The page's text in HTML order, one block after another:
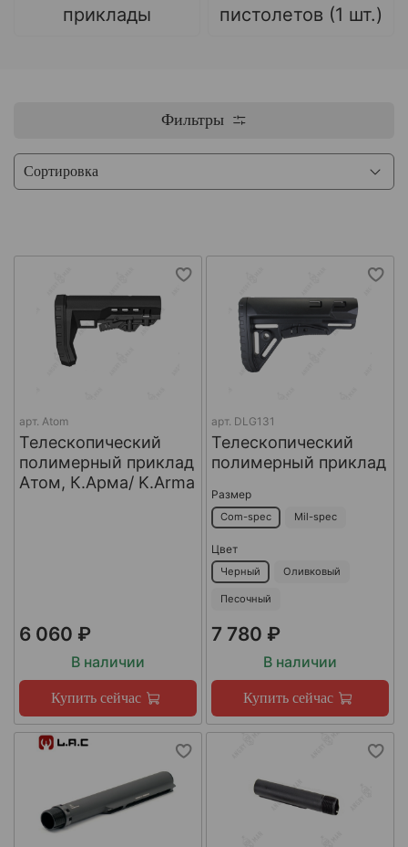
приклады
пистолетов (1 шт.)
Фильтры
арт. Atom
Телескопический
полимерный приклад
Атом, К.Арма/ K.Arma
6 060 ₽
В наличии
Купить сейчас
арт. DLG131
Телескопический
полимерный приклад
Размер
Com-spec Mil-spec
Цвет
Черный Оливковый
Песочный
7 780 ₽
В наличии
Купить сейчас